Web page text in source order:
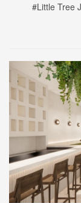
#Little Tree